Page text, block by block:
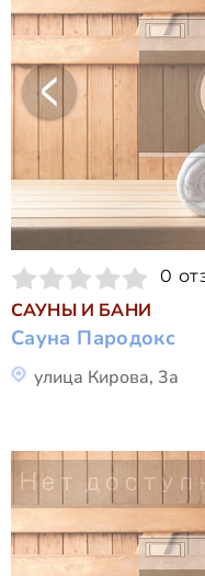
0
САУНЫ И БАНИ
Сауна Пародокс
улица Кирова, 3а